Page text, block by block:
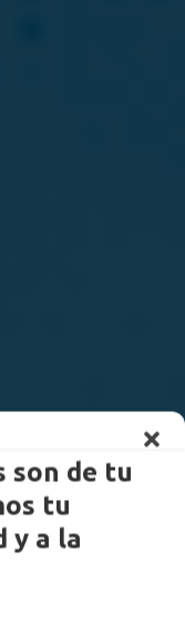
son de tu
tu
y a la